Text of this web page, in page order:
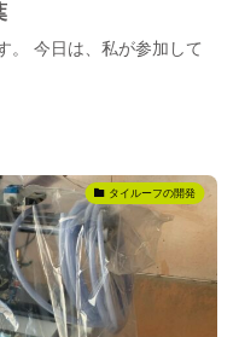
。 今日は、私が参加して
タイルーフの開発